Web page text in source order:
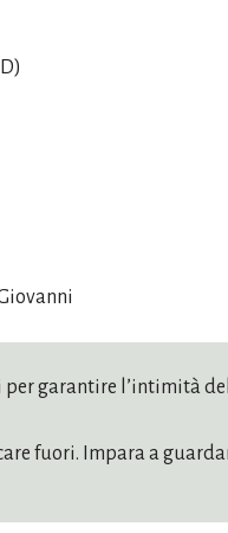
garantire l’intimità
fuori. Impara a